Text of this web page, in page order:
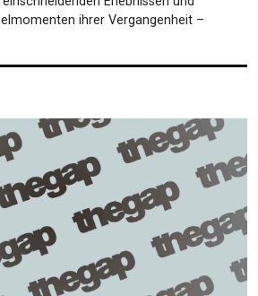
ihrer Vergangenheit –